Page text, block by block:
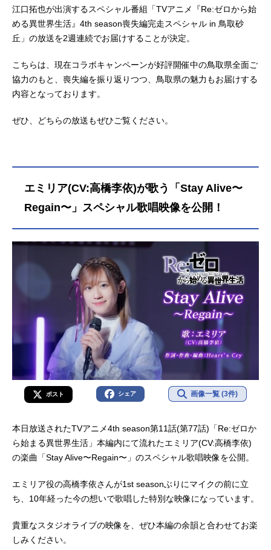
江口拓也が出演するスペシャル番組「TVアニメ『Re:ゼロから始
める異世界生活』4th season喪失編完走スペシャル in 鳥取砂
丘」の放送を2週連続でお届けすることが決定。
こちらは、現在コラボキャンペーンが好評開催中の鳥取県全面ご
協力のもと、喪失編を振り返りつつ、鳥取県の魅力もお届けする
内容となっております。
ぜひ、どちらの放送もぜひご覧ください。
エミリア(CV:高橋李依)が歌う「Stay Alive〜
Regain〜」スペシャル歌唱映像を公開！
ポスト シェア 画像一覧 (3件)
本日放送されたTVアニメ4th season第11話(第77話)「Re:ゼロか
ら始まる異世界生活」本編内にて流れたエミリア(CV:高橋李依)
の楽曲「Stay Alive〜Regain〜」のスペシャル歌唱映像を公開。
エミリア役の高橋李依さんが1st seasonぶりにマイクの前に立
ち、10年経った今の想いで歌唱した特別な映像になっています。
貴重なスタジオライブの映像を、ぜひ本編の余韻と合わせてお楽
しみください。